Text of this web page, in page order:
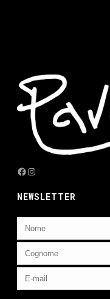
Facebook
Instagram
NEWSLETTER